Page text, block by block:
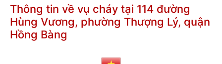
Thông tin về vụ cháy tại 114 đường
Hùng Vương, phường Thượng Lý, quận
Hồng Bàng